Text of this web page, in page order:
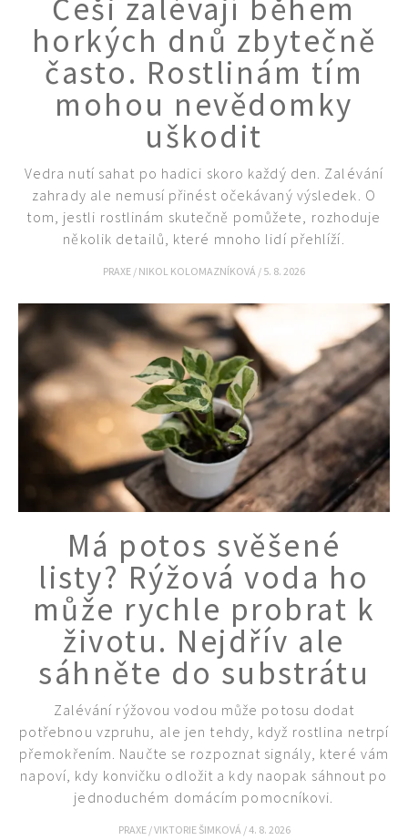
KVÍZY A TESTY
Češi zalévají během
horkých dnů zbytečně
často. Rostlinám tím
mohou nevědomky
uškodit
Vedra nutí sahat po hadici skoro každý den. Zalévání
zahrady ale nemusí přinést očekávaný výsledek. O
tom, jestli rostlinám skutečně pomůžete, rozhoduje
několik detailů, které mnoho lidí přehlíží.
PRAXE / NIKOL KOLOMAZNÍKOVÁ / 5. 8. 2026
Má potos svěšené
listy? Rýžová voda ho
může rychle probrat k
životu. Nejdřív ale
sáhněte do substrátu
Zalévání rýžovou vodou může potosu dodat
potřebnou vzpruhu, ale jen tehdy, když rostlina netrpí
přemokřením. Naučte se rozpoznat signály, které vám
napoví, kdy konvičku odložit a kdy naopak sáhnout po
jednoduchém domácím pomocníkovi.
PRAXE /VIKTORIE ŠIMKOVÁ /4. 8. 2026